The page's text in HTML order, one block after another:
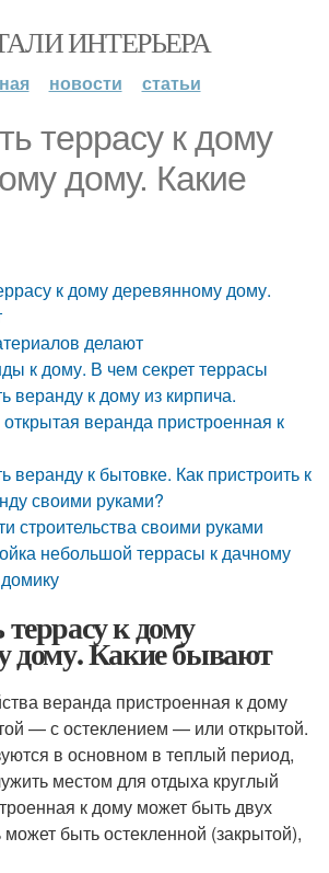
ИНТЕРЬЕРА
новости статьи
террасу к дому
дому. Какие
к дому деревянному дому.
делают
к дому. В чем секрет террасы
веранду к дому из кирпича.
веранда пристроенная к
веранду к бытовке. Как пристроить к
своими руками?
строительства своими руками
небольшой террасы к дачному
к дому
дому. Какие бывают
веранда пристроенная к дому
— с остеклением — или открытой.
в основном в теплый период,
местом для отдыха круглый
к дому может быть двух
может быть остекленной (закрытой),